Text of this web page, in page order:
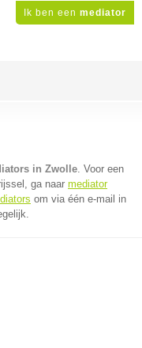
Ik ben een mediator
in Zwolle. Voor een
ga naar mediator
om via één e-mail in